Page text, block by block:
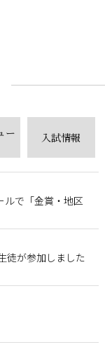
ー 入試情報
ルで「金賞・地区
徒が参加しました